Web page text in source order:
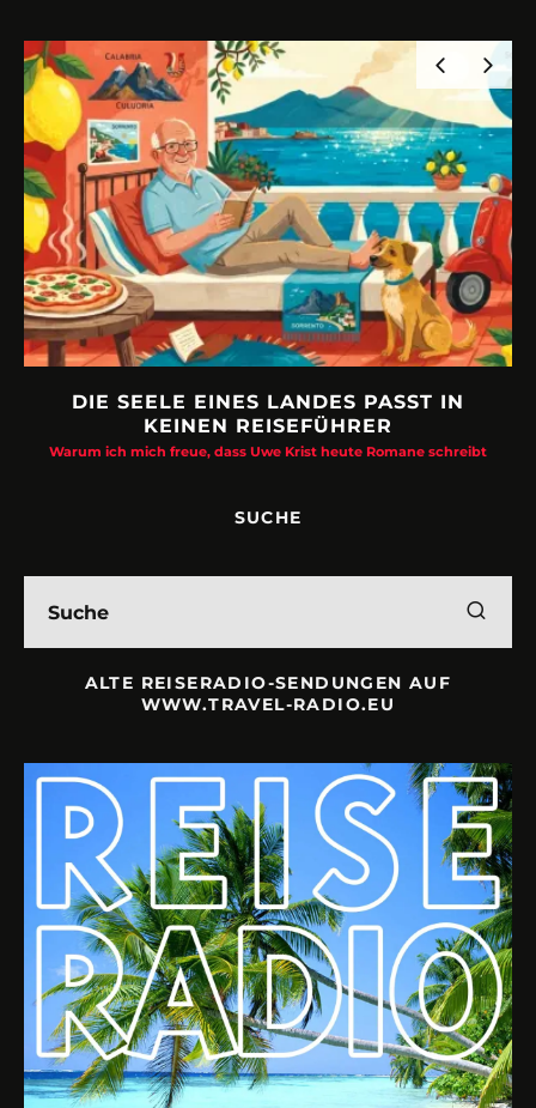
DIE SEELE EINES LANDES PASST IN
KEINEN REISEFÜHRER
Warum ich mich freue, dass Uwe Krist heute Romane schreibt
SUCHE
ALTE REISERADIO-SENDUNGEN AUF
WWW.TRAVEL-RADIO.EU